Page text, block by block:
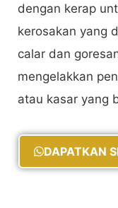
dengan kerap
kerosakan yang
calar dan
mengelakkan
atau kasar yang
DAPATKAN